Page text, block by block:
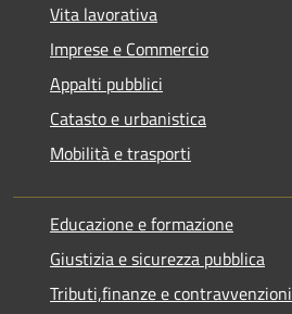
Vita lavorativa
Imprese e Commercio
Appalti pubblici
Catasto e urbanistica
Mobilità e trasporti
Educazione e formazione
Giustizia e sicurezza pubblica
Tributi,finanze e contravvenzioni